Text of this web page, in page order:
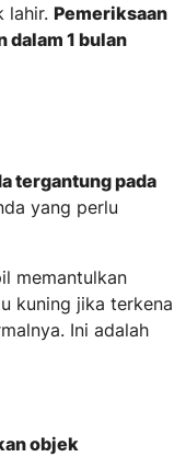
lahir. Pemeriksaan
dalam 1 bulan
tergantung pada
yang perlu
memantulkan
kuning jika terkena
Ini adalah
objek